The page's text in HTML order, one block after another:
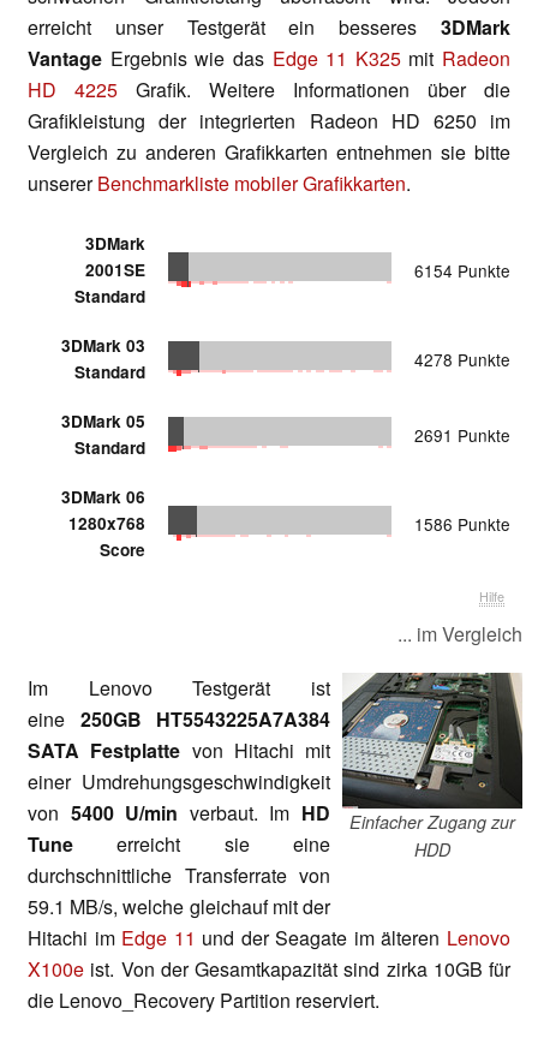
erreicht unser Testgerät ein besseres 3DMark
Vantage Ergebnis wie das Edge 11 K325mit Radeon
HD 4225 Grafik. Weitere Informationen über die
Grafikleistung der integrierten Radeon HD 6250 im
Vergleich zu anderen Grafikkarten entnehmen sie bitte
unsererBenchmarkliste mobiler Grafikkarten.
3DMark
2001SE
Standard
6154 Punkte
3DMark 03
Standard
4278 Punkte
3DMark 05
Standard
2691 Punkte
3DMark 06
1280x768
Score
1586 Punkte
Hilfe
... im Vergleich
Einfacher Zugang zur
HDD
Im Lenovo Testgerät ist
eine 250GB HT5543225A7A384
SATA Festplatte von Hitachi mit
einer Umdrehungsgeschwindigkeit
von 5400 U/min verbaut. Im HD
Tuneerreicht sie eine
durchschnittliche Transferrate von
59.1 MB/s, welche gleichauf mit der
Hitachi im Edge 11 und der Seagate im älteren Lenovo
X100e ist. Von der Gesamtkapazität sind zirka 10GB für
die Lenovo_Recovery Partition reserviert.